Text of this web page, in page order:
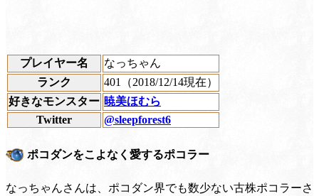
プレイヤー名
なっちゃん
ランク
401（2018/12/14現在）
好きなモンスター 暁美ほむら
Twitter
@sleepforest6
ポコダンをこよなく愛するポコラー
なっちゃんさんは、ポコダン界でも数少ない古株ポコラーさ